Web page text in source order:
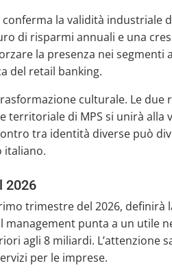
la validità industriale
di risparmi annuali e una
la presenza nei segmenti
del retail banking.
culturale. Le
di MPS si unirà alla
tra identità diverse può
italiano.
2026
trimestre del 2026, definirà
management punta a un utile
agli 8 miliardi. L’attenzione
per le imprese.